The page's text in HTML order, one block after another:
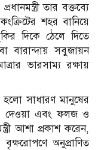
তার বক্তব্যে
শহর বানিয়ে
দিকে ঠেলে দিতে
বারান্দায় সবুজায়ন
ভারসাম্য রক্ষায়
সাধারণ মানুষের
দেওয়া এবং ফলজ ও
আশা প্রকাশ করেন,
অনুপ্রাণিত